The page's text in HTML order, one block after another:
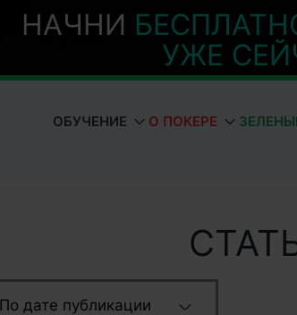
НАЧНИ
УЖЕ
ОБУЧЕНИЕ О ПОКЕРЕ
По дате публикации